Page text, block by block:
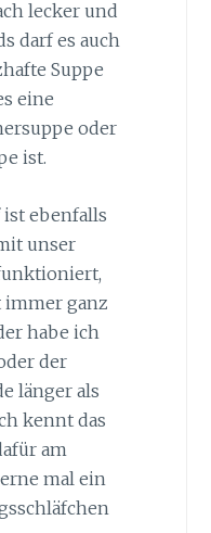
lecker und
darf es auch
Suppe
eine
oder
ist.
ist ebenfalls
unser
immer ganz
habe ich
der
länger als
kennt das
am
mal ein